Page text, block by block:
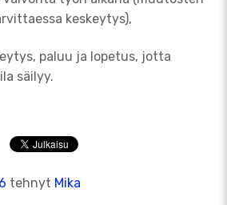
keskeytys),
paluu ja lopetus, jotta
säilyy.
tehnyt Mika